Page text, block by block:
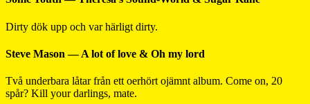
Dirty dök upp och var härligt dirty.
Steve Mason — A lot of love & Oh my lord
Två underbara låtar från ett oerhört ojämnt album. Come on, 20
spår? Kill your darlings, mate.